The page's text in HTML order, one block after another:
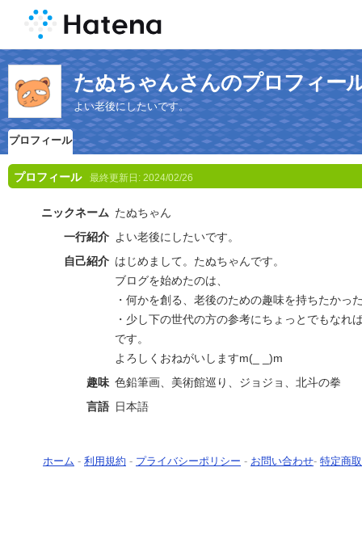
たぬちゃんさんのプロフィー
よい老後にしたいです。
プロフィール
プロフィール 最終更新日: 2024/02/26
ニックネーム たぬちゃん
一行紹介 よい老後にしたいです。
自己紹介 はじめまして。たぬちゃんです。
ブログを始めたのは、
・何かを創る、老後のための趣味を持ちたかっ
・少し下の世代の方の参考にちょっとでもなれ
です。
よろしくおねがいしますm(_ _)m
趣味 色鉛筆画、美術館巡り、ジョジョ、北斗の拳
言語 日本語
ホーム - 利用規約 - プライバシーポリシー - お問い合わせ- 特定商